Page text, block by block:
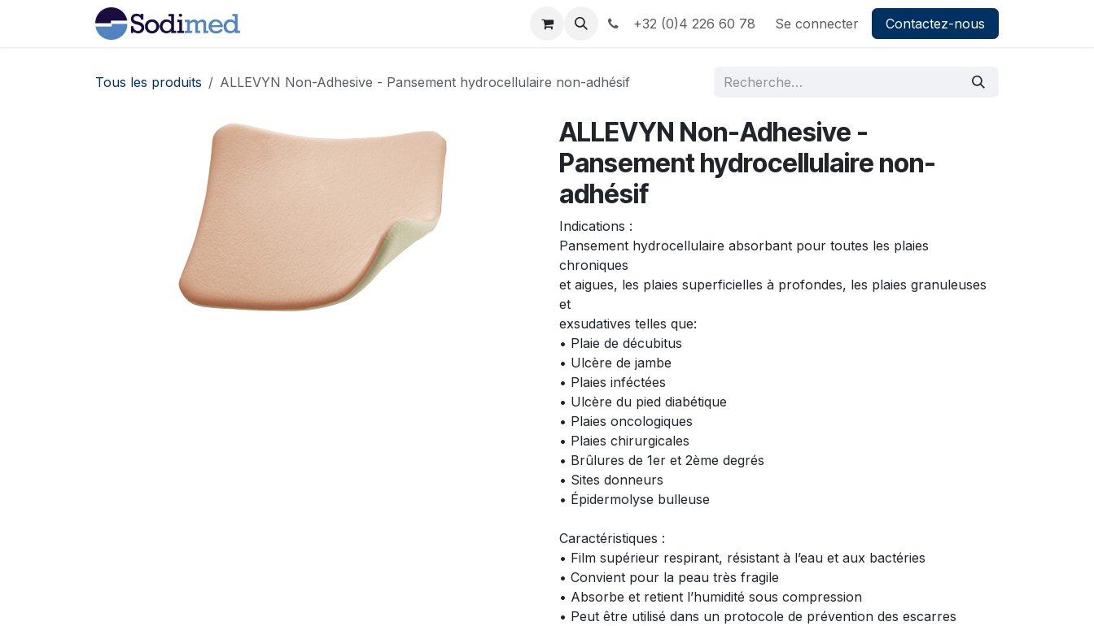
Se rendre au contenu
Informations +32 (0)4 226 60 78 Se connecter Contactez-nous
Tous les produits ALLEVYN Non-Adhesive - Pansement hydrocellulaire non-adhésif
ALLEVYN Non-Adhesive -
Pansement hydrocellulaire non-
adhésif
Indications :
Pansement hydrocellulaire absorbant pour toutes les plaies
chroniques
et aigues, les plaies superficielles à profondes, les plaies granuleuses
et
exsudatives telles que:
• Plaie de décubitus
• Ulcère de jambe
• Plaies inféctées
• Ulcère du pied diabétique
• Plaies oncologiques
• Plaies chirurgicales
• Brûlures de 1er et 2ème degrés
• Sites donneurs
• Épidermolyse bulleuse
Caractéristiques :
• Film supérieur respirant, résistant à l’eau et aux bactéries
• Convient pour la peau très fragile
• Absorbe et retient l’humidité sous compression
• Peut être utilisé dans un protocole de prévention des escarres